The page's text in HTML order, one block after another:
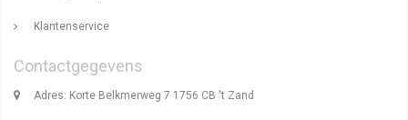
Klantenservice
Contactgegevens
Adres: Korte Belkmerweg 7 1756 CB 't Zand